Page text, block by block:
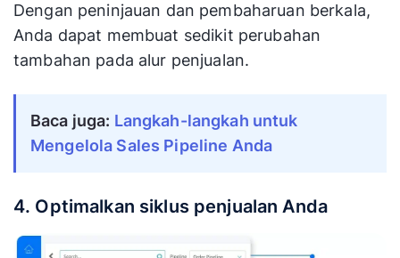
Dengan peninjauan dan pembaharuan berkala,
Anda dapat membuat sedikit perubahan
tambahan pada alur penjualan.
Baca juga: Langkah-langkah untuk
Mengelola Sales Pipeline Anda
4. Optimalkan siklus penjualan Anda